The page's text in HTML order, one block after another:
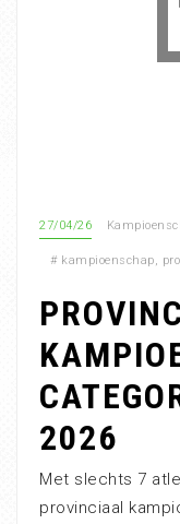
27/04/26
# kampioenschap,
2026
Met slechts 7
provinciaal